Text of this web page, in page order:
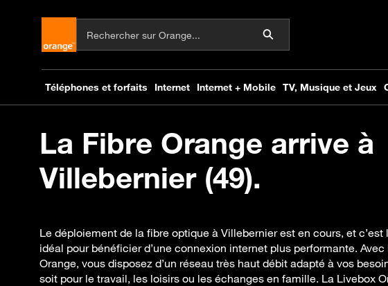
La Fibre Orange arrive à
Villebernier (49).
Le déploiement de la fibre optique à Villebernier est en cours, et c’est
idéal pour bénéficier d’une connexion internet plus performante. Avec
Orange, vous disposez d’un réseau très haut débit adapté à vos
soit pour le travail, les loisirs ou les échanges en famille. La Livebox